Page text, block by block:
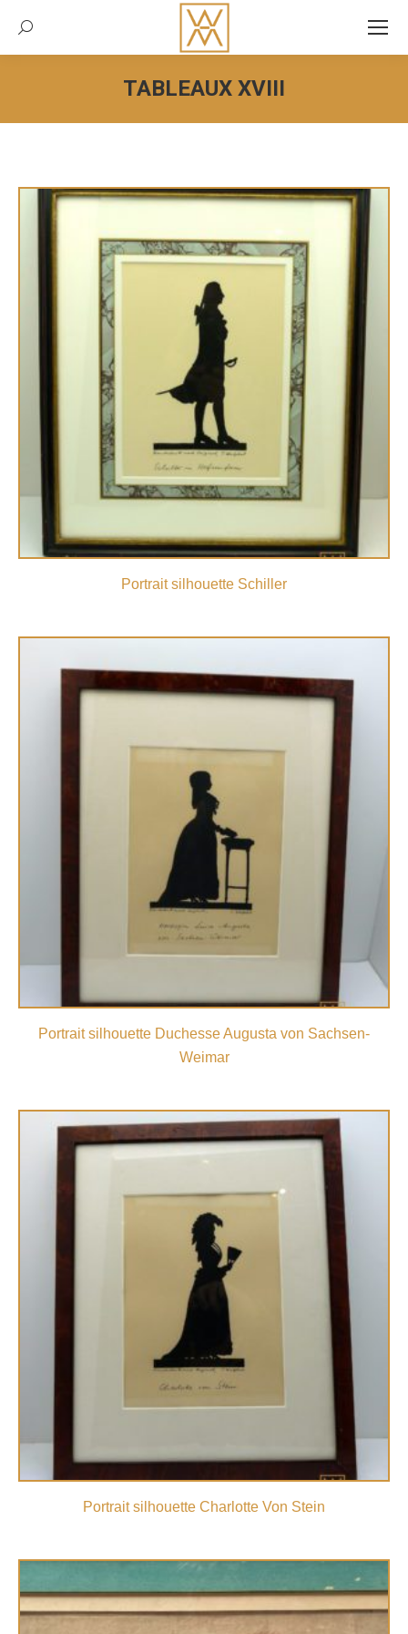
Recherche:
TABLEAUX XVIII
Vous êtes ici :
Portrait silhouette Schiller
Portrait silhouette Duchesse Augusta von Sachsen-
Weimar
Portrait silhouette Charlotte Von Stein